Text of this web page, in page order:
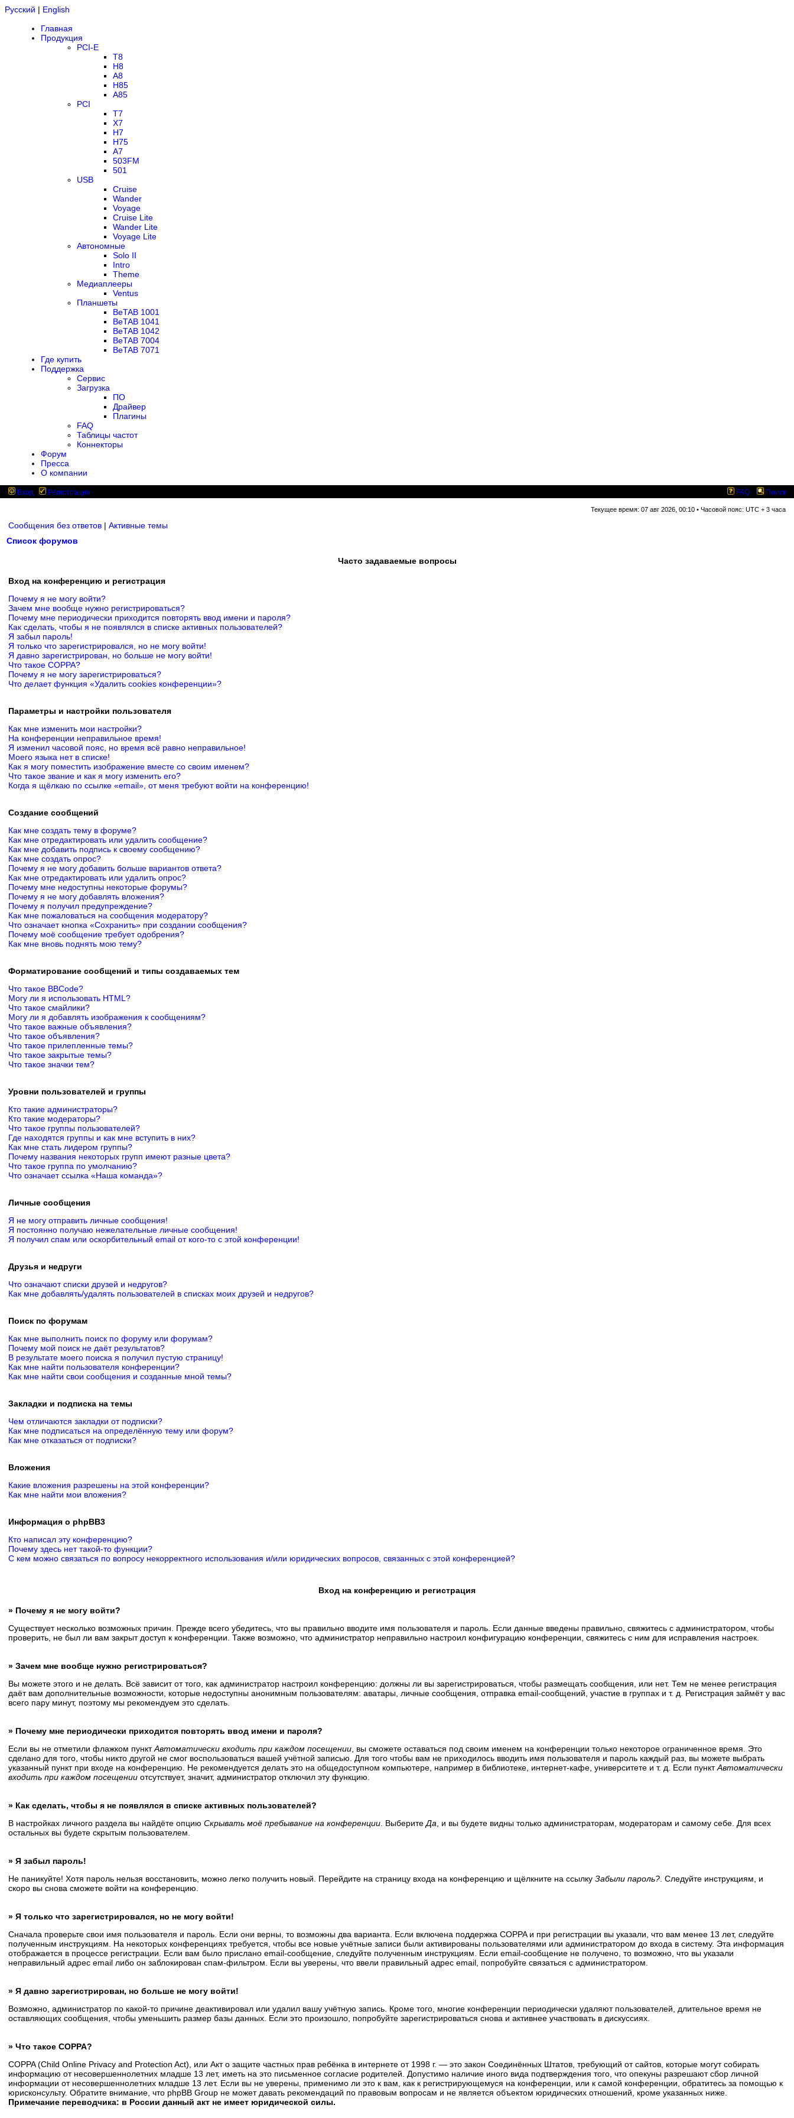
Русский | English
Главная
Продукция
PCI-E
T8
H8
A8
H85
A85
PCI
T7
X7
H7
H75
A7
503FM
501
USB
Cruise
Wander
Voyage
Cruise Lite
Wander Lite
Voyage Lite
Автономные
Solo II
Intro
Theme
Медиаплееры
Ventus
Планшеты
BeTAB 1001
BeTAB 1041
BeTAB 1042
BeTAB 7004
BeTAB 7071
Где купить
Поддержка
Сервис
Загрузка
ПО
Драйвер
Плагины
FAQ
Таблицы частот
Коннекторы
Форум
Пресса
О компании
Вход Регистрация FAQ Поиск
Текущее время: 07 авг 2026, 00:10 • Часовой пояс: UTC + 3 часа
Сообщения без ответов | Активные темы
Список форумов
Часто задаваемые вопросы
Вход на конференцию и регистрация
Почему я не могу войти?
Зачем мне вообще нужно регистрироваться?
Почему мне периодически приходится повторять ввод имени и пароля?
Как сделать, чтобы я не появлялся в списке активных пользователей?
Я забыл пароль!
Я только что зарегистрировался, но не могу войти!
Я давно зарегистрирован, но больше не могу войти!
Что такое COPPA?
Почему я не могу зарегистрироваться?
Что делает функция «Удалить cookies конференции»?
Параметры и настройки пользователя
Как мне изменить мои настройки?
На конференции неправильное время!
Я изменил часовой пояс, но время всё равно неправильное!
Моего языка нет в списке!
Как я могу поместить изображение вместе со своим именем?
Что такое звание и как я могу изменить его?
Когда я щёлкаю по ссылке «email», от меня требуют войти на конференцию!
Создание сообщений
Как мне создать тему в форуме?
Как мне отредактировать или удалить сообщение?
Как мне добавить подпись к своему сообщению?
Как мне создать опрос?
Почему я не могу добавить больше вариантов ответа?
Как мне отредактировать или удалить опрос?
Почему мне недоступны некоторые форумы?
Почему я не могу добавлять вложения?
Почему я получил предупреждение?
Как мне пожаловаться на сообщения модератору?
Что означает кнопка «Сохранить» при создании сообщения?
Почему моё сообщение требует одобрения?
Как мне вновь поднять мою тему?
Форматирование сообщений и типы создаваемых тем
Что такое BBCode?
Могу ли я использовать HTML?
Что такое смайлики?
Могу ли я добавлять изображения к сообщениям?
Что такое важные объявления?
Что такое объявления?
Что такое прилепленные темы?
Что такое закрытые темы?
Что такое значки тем?
Уровни пользователей и группы
Кто такие администраторы?
Кто такие модераторы?
Что такое группы пользователей?
Где находятся группы и как мне вступить в них?
Как мне стать лидером группы?
Почему названия некоторых групп имеют разные цвета?
Что такое группа по умолчанию?
Что означает ссылка «Наша команда»?
Личные сообщения
Я не могу отправить личные сообщения!
Я постоянно получаю нежелательные личные сообщения!
Я получил спам или оскорбительный email от кого-то с этой конференции!
Друзья и недруги
Что означают списки друзей и недругов?
Как мне добавлять/удалять пользователей в списках моих друзей и недругов?
Поиск по форумам
Как мне выполнить поиск по форуму или форумам?
Почему мой поиск не даёт результатов?
В результате моего поиска я получил пустую страницу!
Как мне найти пользователя конференции?
Как мне найти свои сообщения и созданные мной темы?
Закладки и подписка на темы
Чем отличаются закладки от подписки?
Как мне подписаться на определённую тему или форум?
Как мне отказаться от подписки?
Вложения
Какие вложения разрешены на этой конференции?
Как мне найти мои вложения?
Информация о phpBB3
Кто написал эту конференцию?
Почему здесь нет такой-то функции?
С кем можно связаться по вопросу некорректного использования и/или юридических вопросов, связанных с этой конференцией?
Вход на конференцию и регистрация
» Почему я не могу войти?
Существует несколько возможных причин. Прежде всего убедитесь, что вы правильно вводите имя пользователя и пароль. Если данные введены правильно, свяжитесь с администратором, чтобы
проверить, не был ли вам закрыт доступ к конференции. Также возможно, что администратор неправильно настроил конфигурацию конференции, свяжитесь с ним для исправления настроек.
» Зачем мне вообще нужно регистрироваться?
Вы можете этого и не делать. Всё зависит от того, как администратор настроил конференцию: должны ли вы зарегистрироваться, чтобы размещать сообщения, или нет. Тем не менее регистрация
даёт вам дополнительные возможности, которые недоступны анонимным пользователям: аватары, личные сообщения, отправка email-сообщений, участие в группах и т. д. Регистрация займёт у вас
всего пару минут, поэтому мы рекомендуем это сделать.
» Почему мне периодически приходится повторять ввод имени и пароля?
Если вы не отметили флажком пунктАвтоматически входить при каждом посещении , вы сможете оставаться под своим именем на конференции только некоторое ограниченное время. Это
сделано для того, чтобы никто другой не смог воспользоваться вашей учётной записью. Для того чтобы вам не приходилось вводить имя пользователя и пароль каждый раз, вы можете выбрать
указанный пункт при входе на конференцию. Не рекомендуется делать это на общедоступном компьютере, например в библиотеке, интернет-кафе, университете и т. д. Если пунктАвтоматически
входить при каждом посещении отсутствует, значит, администратор отключил эту функцию.
» Как сделать, чтобы я не появлялся в списке активных пользователей?
В настройках личного раздела вы найдёте опцию Скрывать моё пребывание на конференции . Выберите Да , и вы будете видны только администраторам, модераторам и самому себе. Для всех
остальных вы будете скрытым пользователем.
» Я забыл пароль!
Не паникуйте! Хотя пароль нельзя восстановить, можно легко получить новый. Перейдите на страницу входа на конференцию и щёлкните на ссылку Забыли пароль? . Следуйте инструкциям, и
скоро вы снова сможете войти на конференцию.
» Я только что зарегистрировался, но не могу войти!
Сначала проверьте свои имя пользователя и пароль. Если они верны, то возможны два варианта. Если включена поддержка COPPA и при регистрации вы указали, что вам менее 13 лет, следуйте
полученным инструкциям. На некоторых конференциях требуется, чтобы все новые учётные записи были активированы пользователями или администратором до входа в систему. Эта информация
отображается в процессе регистрации. Если вам было прислано email-сообщение, следуйте полученным инструкциям. Если email-сообщение не получено, то возможно, что вы указали
неправильный адрес email либо он заблокирован спам-фильтром. Если вы уверены, что ввели правильный адрес email, попробуйте связаться с администратором.
» Я давно зарегистрирован, но больше не могу войти!
Возможно, администратор по какой-то причине деактивировал или удалил вашу учётную запись. Кроме того, многие конференции периодически удаляют пользователей, длительное время не
оставляющих сообщения, чтобы уменьшить размер базы данных. Если это произошло, попробуйте зарегистрироваться снова и активнее участвовать в дискуссиях.
» Что такое COPPA?
COPPA (Child Online Privacy and Protection Act), или Акт о защите частных прав ребёнка в интернете от 1998 г. — это закон Соединённых Штатов, требующий от сайтов, которые могут собирать
информацию от несовершеннолетних младше 13 лет, иметь на это письменное согласие родителей. Допустимо наличие иного вида подтверждения того, что опекуны разрешают сбор личной
информации от несовершеннолетних младше 13 лет. Если вы не уверены, применимо ли это к вам, как к регистрирующемуся на конференции, или к самой конференции, обратитесь за помощью к
юрисконсульту. Обратите внимание, что phpBB Group не может давать рекомендаций по правовым вопросам и не является объектом юридических отношений, кроме указанных ниже.
Примечание переводчика: в России данный акт не имеет юридической силы.